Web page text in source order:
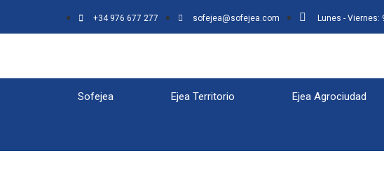
+34 976 677 277 sofejea@sofejea.com Lunes - Viernes:
Sofejea Ejea Territorio Ejea Agrociudad